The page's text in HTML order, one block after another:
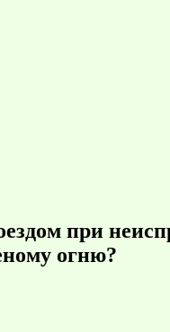
при
огню?